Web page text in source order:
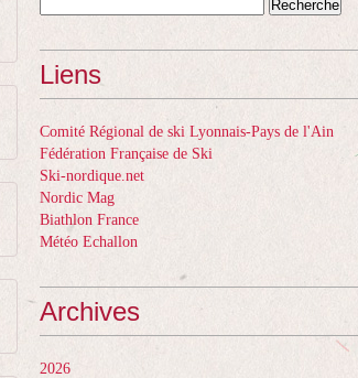
Liens
Comité Régional de ski Lyonnais-Pays de l'Ain
Fédération Française de Ski
Ski-nordique.net
Nordic Mag
Biathlon France
Météo Echallon
Archives
2026